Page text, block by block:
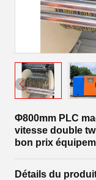
Φ800mm PLC
vitesse double
bon prix
Détails du